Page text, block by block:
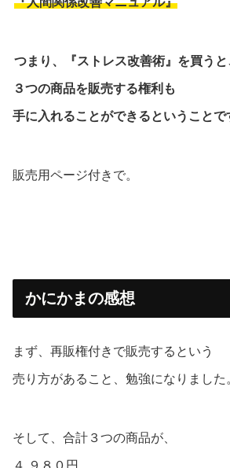
つまり、『ストレス改善術』を買うと
３つの商品を販売する権利も
手に入れることができるということで
販売用ページ付きで。
かにかまの感想
まず、再販権付きで販売するという
売り方があること、勉強になりました
そして、合計３つの商品が、
４,９８０円